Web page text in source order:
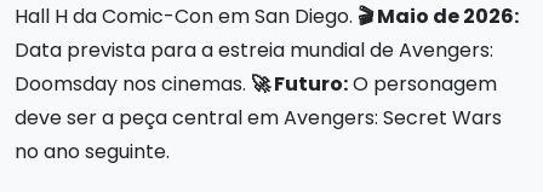
Hall H da Comic-Con em San Diego. 🎬 Maio de 2026:
Data prevista para a estreia mundial de Avengers:
Doomsday nos cinemas. 🚀 Futuro:O personagem
deve ser a peça central em Avengers: Secret Wars
no ano seguinte.